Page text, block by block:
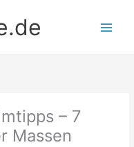
– 7
Massen